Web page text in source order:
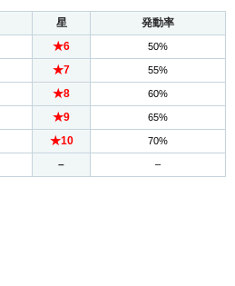
星
発動率
★6 50%
★7 55%
★8 60%
★9 65%
★10 70%
– –